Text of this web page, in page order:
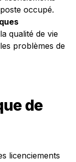
occupé.
qualité de vie
problèmes de
de
licenciements